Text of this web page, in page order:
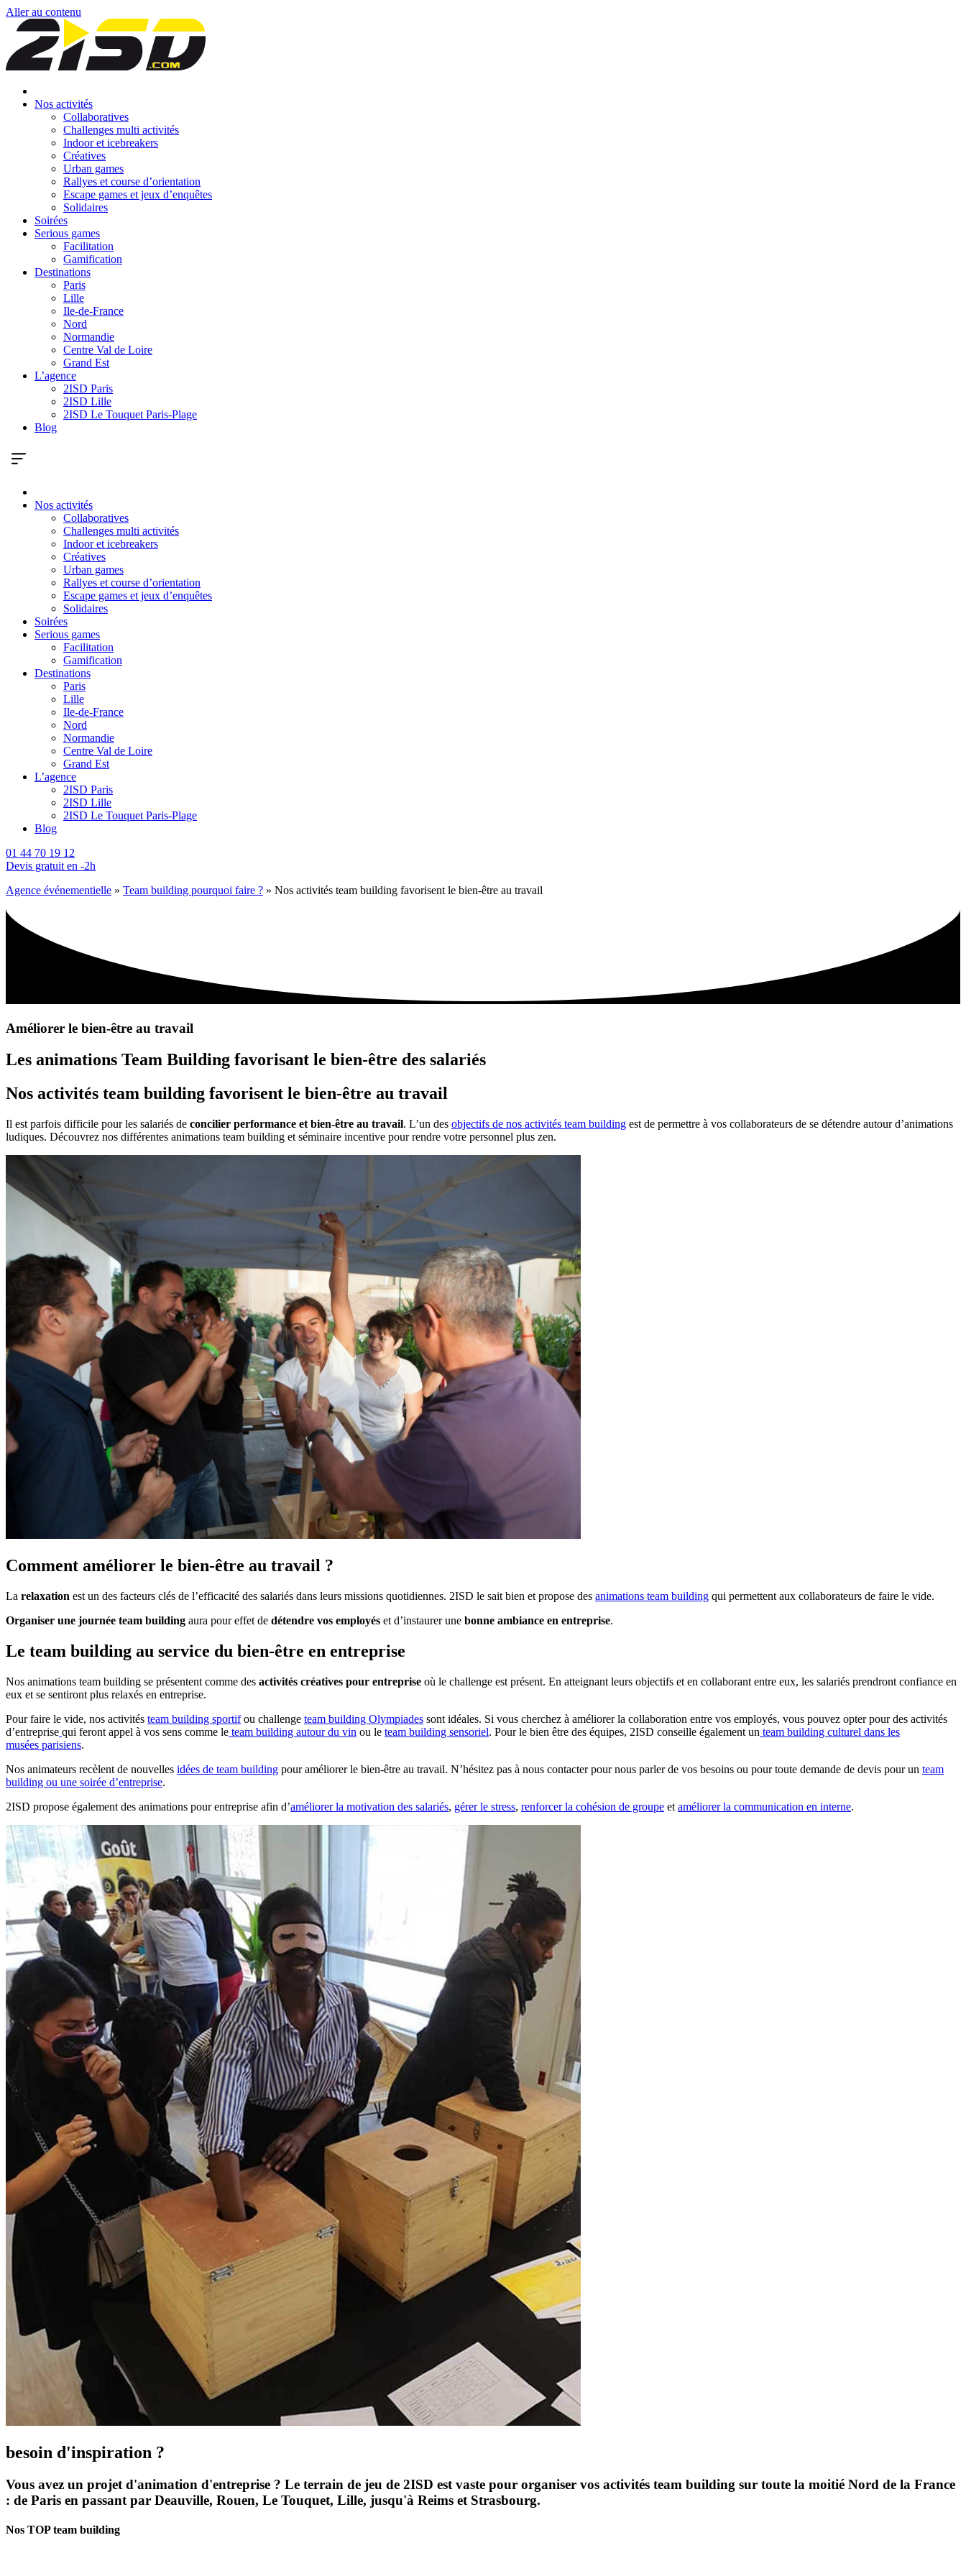
Aller au contenu
Nos activités
Collaboratives
Challenges multi activités
Indoor et icebreakers
Créatives
Urban games
Rallyes et course d’orientation
Escape games et jeux d’enquêtes
Solidaires
Soirées
Serious games
Facilitation
Gamification
Destinations
Paris
Lille
Ile-de-France
Nord
Normandie
Centre Val de Loire
Grand Est
L’agence
2ISD Paris
2ISD Lille
2ISD Le Touquet Paris-Plage
Blog
Nos activités
Collaboratives
Challenges multi activités
Indoor et icebreakers
Créatives
Urban games
Rallyes et course d’orientation
Escape games et jeux d’enquêtes
Solidaires
Soirées
Serious games
Facilitation
Gamification
Destinations
Paris
Lille
Ile-de-France
Nord
Normandie
Centre Val de Loire
Grand Est
L’agence
2ISD Paris
2ISD Lille
2ISD Le Touquet Paris-Plage
Blog
01 44 70 19 12
Devis gratuit en -2h
Agence événementielle » Team building pourquoi faire ? » Nos activités team building favorisent le bien-être au travail
Améliorer le bien-être au travail
Les animations Team Building favorisant le bien-être des salariés
Nos activités team building favorisent le bien-être au travail
Il est parfois difficile pour les salariés de concilier performance et bien-être au travail. L’un des objectifs de nos activités team building est de permettre à vos collaborateurs de se détendre autour d’animations
ludiques. Découvrez nos différentes animations team building et séminaire incentive pour rendre votre personnel plus zen.
Comment améliorer le bien-être au travail ?
La relaxation est un des facteurs clés de l’efficacité des salariés dans leurs missions quotidiennes. 2ISD le sait bien et propose des animations team building qui permettent aux collaborateurs de faire le vide.
Organiser une journée team building aura pour effet de détendre vos employés et d’instaurer une bonne ambiance en entreprise.
Le team building au service du bien-être en entreprise
Nos animations team building se présentent comme des activités créatives pour entreprise où le challenge est présent. En atteignant leurs objectifs et en collaborant entre eux, les salariés prendront confiance en
eux et se sentiront plus relaxés en entreprise.
Pour faire le vide, nos activités team building sportifou challenge team building Olympiades sont idéales. Si vous cherchez à améliorer la collaboration entre vos employés, vous pouvez opter pour des activités
d’entreprise qui feront appel à vos sens comme le team building autour du vin ou le team building sensoriel. Pour le bien être des équipes, 2ISD conseille également un team building culturel dans les
musées parisiens.
Nos animateurs recèlent de nouvelles idées de team building pour améliorer le bien-être au travail. N’hésitez pas à nous contacter pour nous parler de vos besoins ou pour toute demande de devis pour un team
building ou une soirée d’entreprise.
2ISD propose également des animations pour entreprise afin d’améliorer la motivation des salariés, gérer le stress, renforcer la cohésion de groupe et améliorer la communication en interne.
besoin d'inspiration ?
Vous avez un projet d'animation d'entreprise ? Le terrain de jeu de 2ISD est vaste pour organiser vos activités team building sur toute la moitié Nord de la France
: de Paris en passant par Deauville, Rouen, Le Touquet, Lille, jusqu'à Reims et Strasbourg.
Nos TOP team building